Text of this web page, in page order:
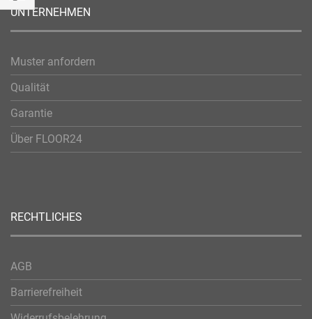
Einkaufen
nach
UNTERNEHMEN
Muster anfordern
Qualität
Garantie
Über FLOOR24
RECHTLICHES
AGB
Barrierefreiheit